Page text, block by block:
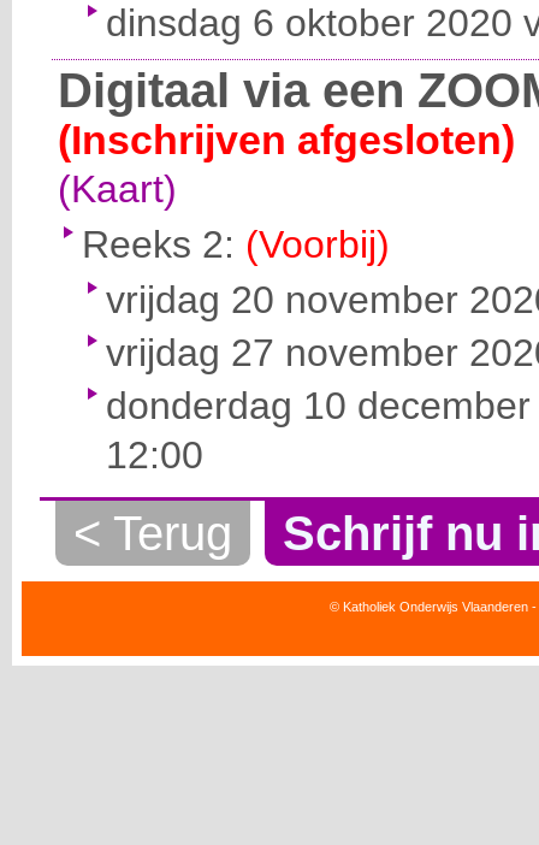
dinsdag 6 oktober 2020
Digitaal via een
(Inschrijven afgesloten)
(Kaart)
Reeks 2: (Voorbij)
vrijdag 20 november
vrijdag 27 november
donderdag 10
12:00
< Terug Schrijf nu
© Katholiek Onderwijs Vlaanderen